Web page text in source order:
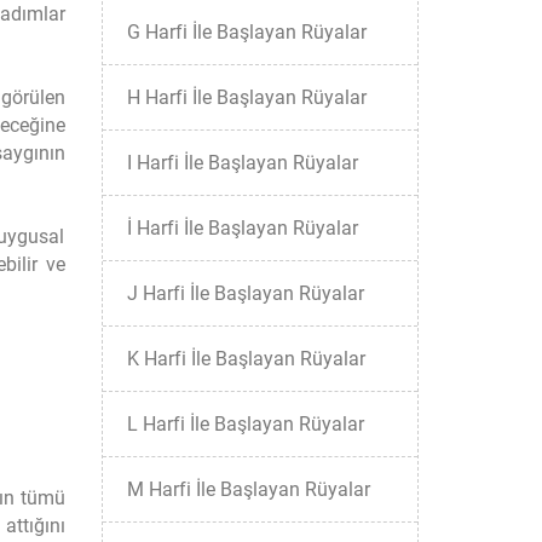
ve
tümü
G Harfi İle Başlayan Rüyalar
H Harfi İle Başlayan Rüyalar
I Harfi İle Başlayan Rüyalar
İ Harfi İle Başlayan Rüyalar
J Harfi İle Başlayan Rüyalar
K Harfi İle Başlayan Rüyalar
L Harfi İle Başlayan Rüyalar
M Harfi İle Başlayan Rüyalar